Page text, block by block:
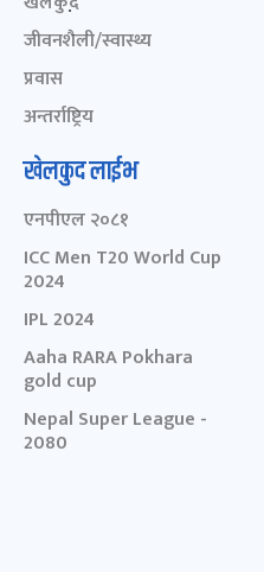
जीवनशैली/स्वास्थ्य
प्रवास
अन्तर्राष्ट्रिय
खेलकुद लाईभ
एनपीएल २०८१
ICC Men T20 World Cup
2024
IPL 2024
Aaha RARA Pokhara
gold cup
Nepal Super League -
2080